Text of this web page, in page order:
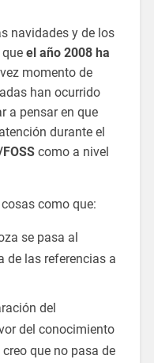
navidades y de los
el año 2008 ha
momento de
han ocurrido
a pensar en que
durante el
como a nivel
como que:
se pasa al
de las referencias a
del
del conocimiento
que no pasa de